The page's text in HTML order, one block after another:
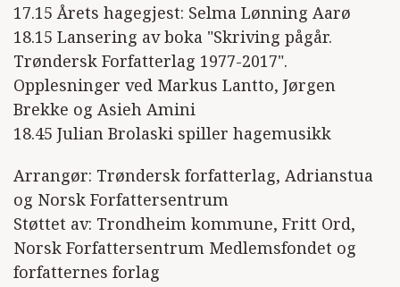
17.15 Årets hagegjest: Selma Lønning Aarø
18.15 Lansering av boka "Skriving pågår.
Trøndersk Forfatterlag 1977-2017".
Opplesninger ved Markus Lantto, Jørgen
Brekke og Asieh Amini
18.45 Julian Brolaski spiller hagemusikk
Arrangør: Trøndersk forfatterlag, Adrianstua
og Norsk Forfattersentrum
Støttet av: Trondheim kommune, Fritt Ord,
Norsk Forfattersentrum Medlemsfondet og
forfatternes forlag